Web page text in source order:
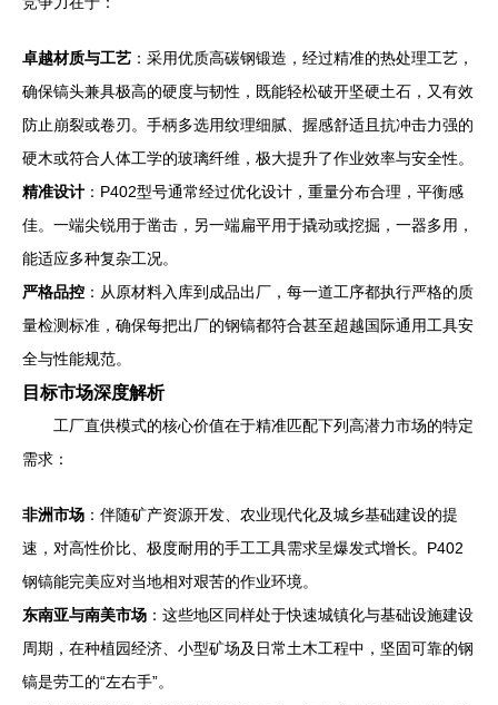
卓越材质与工艺 ：采用优质高碳钢锻造，经过精准的热处理工艺，
确保镐头兼具极高的硬度与韧性，既能轻松破开坚硬土石，又有效
防止崩裂或卷刃。手柄多选用纹理细腻、握感舒适且抗冲击力强的
硬木或符合人体工学的玻璃纤维，极大提升了作业效率与安全性。
精准设计 ：P402型号通常经过优化设计，重量分布合理，平衡感
佳。一端尖锐用于凿击，另一端扁平用于撬动或挖掘，一器多用，
能适应多种复杂工况。
严格品控 ：从原材料入库到成品出厂，每一道工序都执行严格的质
量检测标准，确保每把出厂的钢镐都符合甚至超越国际通用工具安
全与性能规范。
目标市场深度解析
工厂直供模式的核心价值在于精准匹配下列高潜力市场的特定
需求：
非洲市场 ：伴随矿产资源开发、农业现代化及城乡基础建设的提
速，对高性价比、极度耐用的手工工具需求呈爆发式增长。P402
钢镐能完美应对当地相对艰苦的作业环境。
东南亚与南美市场 ：这些地区同样处于快速城镇化与基础设施建设
周期，在种植园经济、小型矿场及日常土木工程中，坚固可靠的钢
镐是劳工的“左右手”。